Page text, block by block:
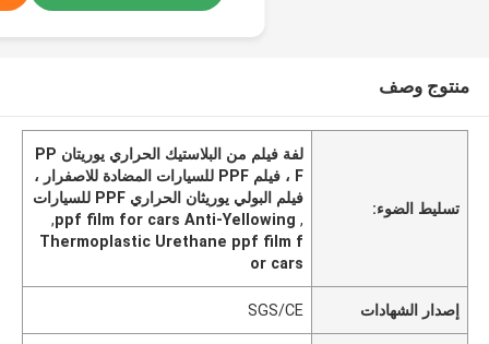
منتوج وصف
تسليط الضوء:
لفة فيلم من البلاستيك الحراري يوريتان PP
F ، فيلم PPF للسيارات المضادة للاصفرار ،
فيلم البولي يوريثان الحراري PPF للسيارات
,
ppf film for cars Anti-Yellowing
,
Thermoplastic Urethane ppf film f
or cars
إصدار الشهادات SGS/CE